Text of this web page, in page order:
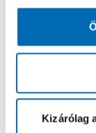
Kizárólag